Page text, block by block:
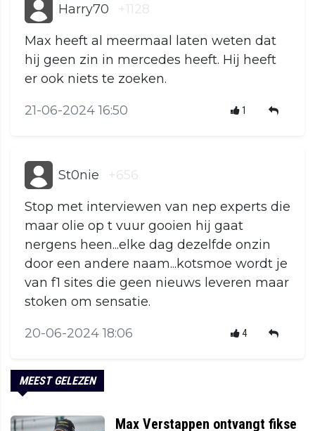
Harry70 +1128
Max heeft al meermaal laten weten dat
hij geen zin in mercedes heeft. Hij heeft
er ook niets te zoeken.
21-06-2024 16:50 1
St0nie +656
Stop met interviewen van nep experts die
maar olie op t vuur gooien hij gaat
nergens heen...elke dag dezelfde onzin
door een andere naam...kotsmoe wordt je
van f1 sites die geen nieuws leveren maar
stoken om sensatie.
20-06-2024 18:06 4
MEEST GELEZEN
Max Verstappen ontvangt fikse